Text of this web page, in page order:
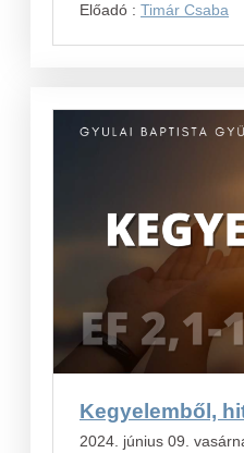
Előadó : Timár Csaba
Kegyelemből,
2024. június 09.